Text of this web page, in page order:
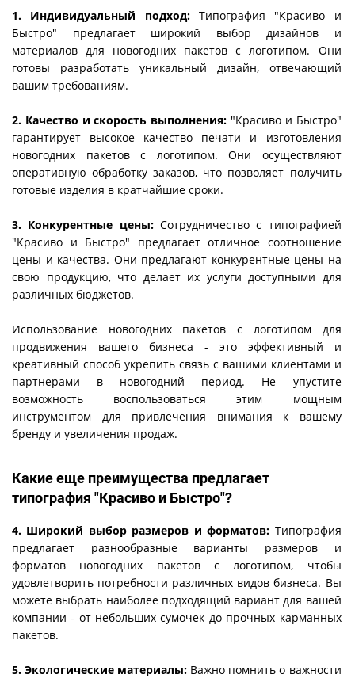
1. Индивидуальный подход:Типография "Красиво и
Быстро" предлагает широкий выбор дизайнов и
материалов для новогодних пакетов с логотипом. Они
готовы разработать уникальный дизайн, отвечающий
вашим требованиям.
2. Качество и скорость выполнения: "Красиво и Быстро"
гарантирует высокое качество печати и изготовления
новогодних пакетов с логотипом. Они осуществляют
оперативную обработку заказов, что позволяет получить
готовые изделия в кратчайшие сроки.
3. Конкурентные цены:Сотрудничество с типографией
"Красиво и Быстро" предлагает отличное соотношение
цены и качества. Они предлагают конкурентные цены на
свою продукцию, что делает их услуги доступными для
различных бюджетов.
Использование новогодних пакетов с логотипом для
продвижения вашего бизнеса - это эффективный и
креативный способ укрепить связь с вашими клиентами и
партнерами в новогодний период. Не упустите
возможность воспользоваться этим мощным
инструментом для привлечения внимания к вашему
бренду и увеличения продаж.
Какие еще преимущества предлагает
типография "Красиво и Быстро"?
4. Широкий выбор размеров и форматов: Типография
предлагает разнообразные варианты размеров и
форматов новогодних пакетов с логотипом, чтобы
удовлетворить потребности различных видов бизнеса. Вы
можете выбрать наиболее подходящий вариант для вашей
компании - от небольших сумочек до прочных карманных
пакетов.
5. Экологические материалы: Важно помнить о важности